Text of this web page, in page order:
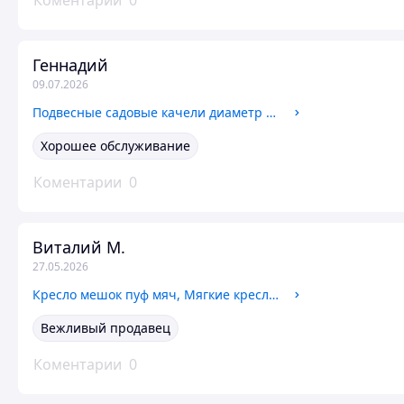
Геннадий
09.07.2026
Подвесные садовые качели диаметр 95 см, Садовые качели для дома и дачи, Подвесная качеля для дома
Хорошее обслуживание
Коментарии 0
Виталий М.
27.05.2026
Кресло мешок пуф мяч, Мягкие кресла для отдыха, Кресло мешок для ребенка 100 см, цвета можно выбрать
Вежливый продавец
Коментарии 0